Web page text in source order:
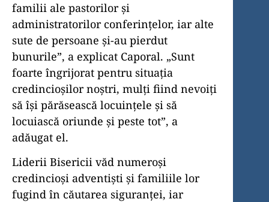
familii ale pastorilor și
administratorilor conferințelor, iar alte
sute de persoane și-au pierdut
bunurile”, a explicat Caporal. „Sunt
foarte îngrijorat pentru situația
credincioșilor noștri, mulți fiind nevoiți
să își părăsească locuințele și să
locuiască oriunde și peste tot”, a
adăugat el.
Liderii Bisericii văd numeroși
credincioși adventiști și familiile lor
fugind în căutarea siguranței, iar